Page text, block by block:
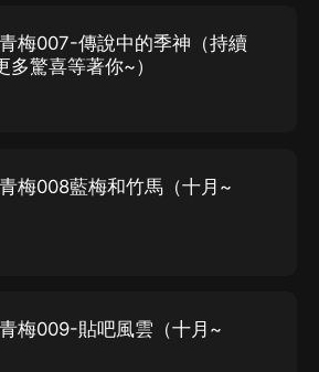
書，購買成功后，即可收聽。
環節遇到問題，您可通過頁面右上方
微信內使用微信支付完成購買。
如果您有任何問題，可以按以下步驟
拉雅 APP【賬號-聯系客服】中谘詢
梅007-傳說中的季神（持續
多驚喜等著你~）
梅008藍梅和竹馬（十月~
梅009-貼吧風雲（十月~